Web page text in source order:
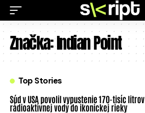
Značka:Indian Point
Top Stories
Súd v USA povolil vypustenie 170-tisíc litrov
rádioaktívnej vody do ikonickej rieky